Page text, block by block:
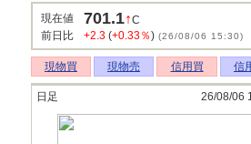
現在値 701.1↑C
前日比
+2.3 (+0.33％) (26/08/06 15:30)
現物買 現物売 信用買 信
日足 26/08/06